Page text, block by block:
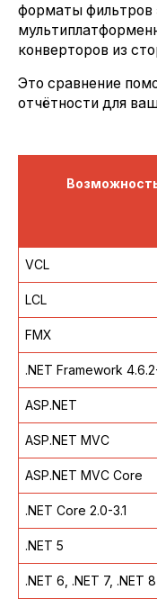
форматы фильтров
конверторов из
Это сравнение
отчётности для
VCL
LCL
FMX
.NET Framework
ASP.NET
ASP.NET MVC
ASP.NET MVC Core
.NET Core 2.0-3.1
.NET 5
.NET 6, .NET 7, .NET 8